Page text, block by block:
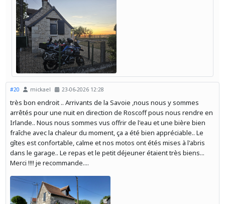
#20 mickael 23-06-2026 12:28
très bon endroit .. Arrivants de la Savoie ,nous nous y sommes
arrêtés pour une nuit en direction de Roscoff pous nous rendre en
Irlande.. Nous nous sommes vus offrir de l'eau et une bière bien
fraîche avec la chaleur du moment, ça a été bien appréciable.. Le
gîtes est confortable, calme et nos motos ont étés mises à l'abris
dans le garage.. Le repas et le petit déjeuner étaient très biens...
Merci !!!! je recommande....